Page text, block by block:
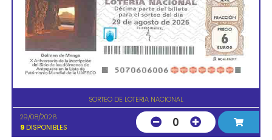
SORTEO DE LOTERIA NACIONAL
29/08/2026
9 DISPONIBLES 0